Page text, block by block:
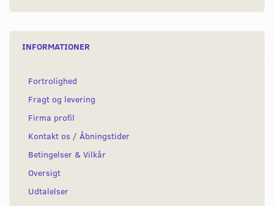
INFORMATIONER
Fortrolighed
Fragt og levering
Firma profil
Kontakt os / Åbningstider
Betingelser & Vilkår
Oversigt
Udtalelser